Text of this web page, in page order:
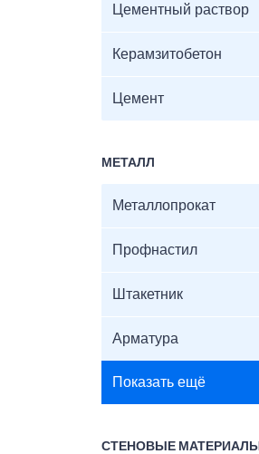
Цементный раствор
Керамзитобетон
Цемент
МЕТАЛЛ
Металлопрокат
Профнастил
Штакетник
Арматура
Показать ещё
СТЕНОВЫЕ МАТЕРИАЛЫ